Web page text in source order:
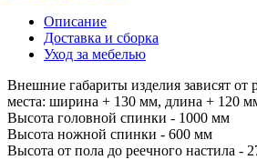
Описание
Доставка и сборка
Уход за мебелью
Внешние габариты изделия зависят от
места: ширина + 130 мм, длина + 120
Высота головной спинки - 1000 мм
Высота ножной спинки - 600 мм
Высота от пола до реечного настила -